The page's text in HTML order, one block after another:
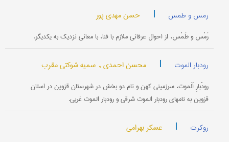
رمس و طمس | حسن مهدی پور
رَمْس و طَمْس، از احوال عرفانی ملازم با فنا، با معانی نزدیک به یکدیگر.
رودبار الموت | محسن احمدی , سمیه شوکتی مقرب
رودْبارِ اَلَموت، سرزمینی کهن و نام دو بخش در شهرستان قزوین در استان
قزوین به نامهای رودبار الموت شرقی و رودبار الموت غربی.
روکرت | عسکر بهرامی